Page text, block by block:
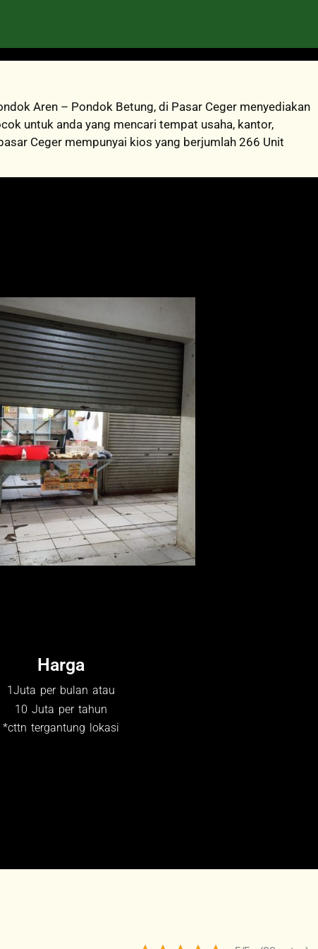
Aren – Pondok Betung, di Pasar Ceger menyediakan
untuk anda yang mencari tempat usaha, kantor,
Ceger mempunyai kios yang berjumlah 266 Unit
Harga
1Juta per bulan atau
10 Juta per tahun
*cttn tergantung lokasi